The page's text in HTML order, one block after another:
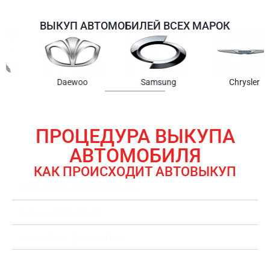
ВЫКУП АВТОМОБИЛЕЙ ВСЕХ МАРОК
Samsung Chrysler Gmc
ПРОЦЕДУРА ВЫКУПА
АВТОМОБИЛЯ
КАК ПРОИСХОДИТ АВТОВЫКУП